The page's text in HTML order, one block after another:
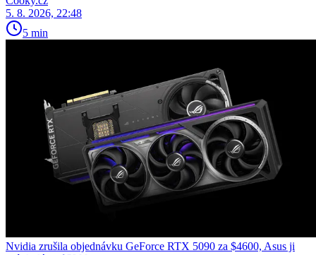
5. 8. 2026, 22:48
5 min
Nvidia zrušila objednávku GeForce RTX 5090 za $4600, Asus ji